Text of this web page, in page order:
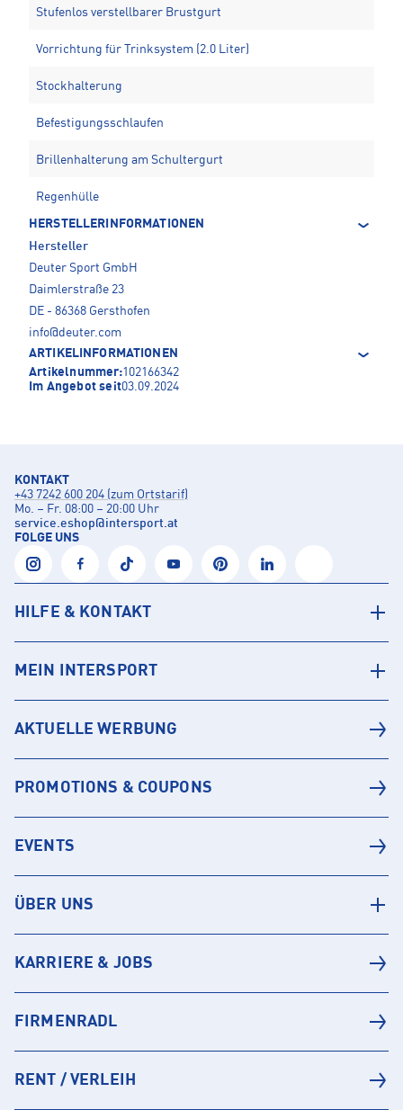
Stufenlos verstellbarer Brustgurt
Vorrichtung für Trinksystem (2.0 Liter)
Stockhalterung
Befestigungsschlaufen
Brillenhalterung am Schultergurt
Regenhülle
HERSTELLERINFORMATIONEN
Hersteller
Deuter Sport GmbH
Daimlerstraße 23
DE - 86368 Gersthofen
info@deuter.com
ARTIKELINFORMATIONEN
Artikelnummer:102166342
Im Angebot seit03.09.2024
KONTAKT
+43 7242 600 204 (zum Ortstarif)
Mo. – Fr. 08:00 – 20:00 Uhr
service.eshop@intersport.at
FOLGE UNS
HILFE & KONTAKT
MEIN INTERSPORT
AKTUELLE WERBUNG
PROMOTIONS & COUPONS
EVENTS
ÜBER UNS
KARRIERE & JOBS
FIRMENRADL
RENT / VERLEIH